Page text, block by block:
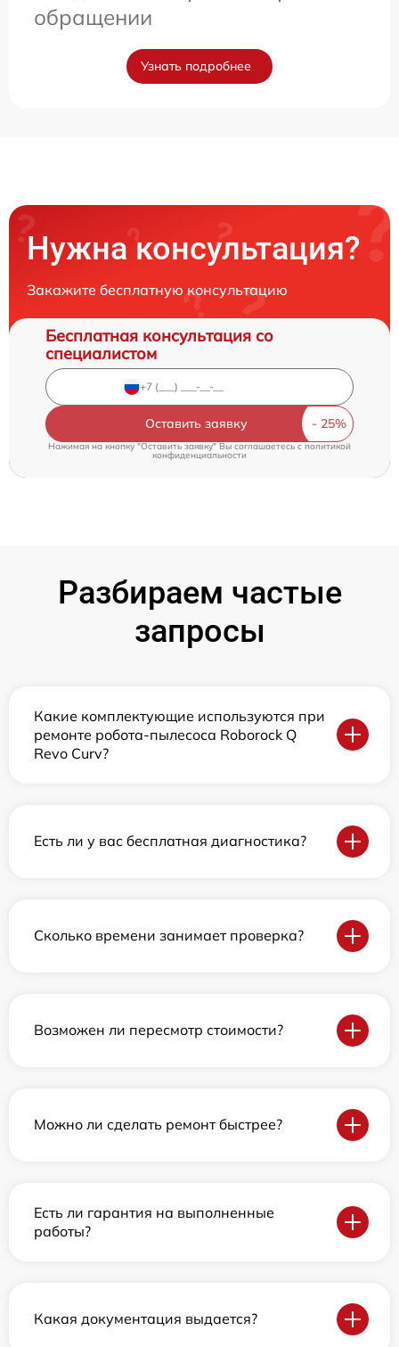
обращении
Узнать подробнее
Нужна консультация?
Закажите бесплатную консультацию
Бесплатная консультация со
специалистом
Оставить заявку
Нажимая на кнопку "Оставить заявку" Вы соглашаетесь cполитикой
конфиденциальности
Разбираем частые
запросы
Какие комплектующие используются при
ремонте робота-пылесоса Roborock Q
Revo Curv?
Есть ли у вас бесплатная диагностика?
Сколько времени занимает проверка?
Возможен ли пересмотр стоимости?
Можно ли сделать ремонт быстрее?
Есть ли гарантия на выполненные
работы?
Какая документация выдается?